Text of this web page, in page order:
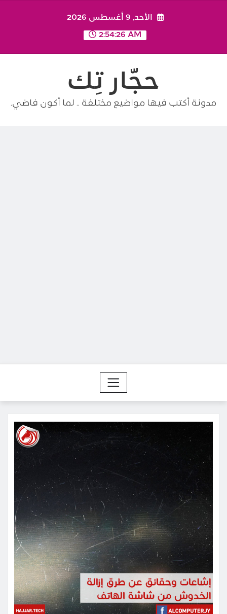
الأحد, 9 أغسطس 2026
2:54:27 AM
حجّار تِك
مدونة أكتب فيها مواضيع مختلفة .. لما أكون فاضي.